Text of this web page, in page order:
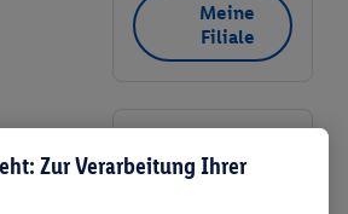
Meine
Filiale
Havemannstr. 1,
Zur Verarbeitung Ihrer